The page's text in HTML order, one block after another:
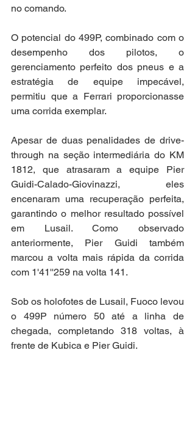
no comando.
O potencial do 499P, combinado com o
desempenho dos pilotos, o
gerenciamento perfeito dos pneus e a
estratégia de equipe impecável,
permitiu que a Ferrari proporcionasse
uma corrida exemplar.
Apesar de duas penalidades de drive-
through na seção intermediária do KM
1812, que atrasaram a equipe Pier
Guidi-Calado-Giovinazzi, eles
encenaram uma recuperação perfeita,
garantindo o melhor resultado possível
em Lusail. Como observado
anteriormente, Pier Guidi também
marcou a volta mais rápida da corrida
com 1'41''259 na volta 141.
Sob os holofotes de Lusail, Fuoco levou
o 499P número 50 até a linha de
chegada, completando 318 voltas, à
frente de Kubica e Pier Guidi.